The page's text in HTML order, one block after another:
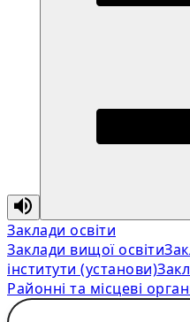
Заклади освіти
Заклади вищої освіти
інститути (установи)
Районні та місцеві